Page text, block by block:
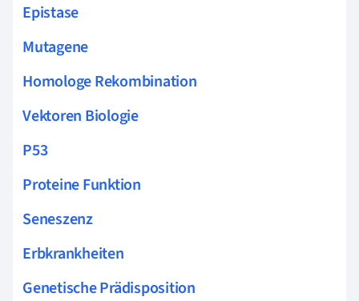
Epistase
Mutagene
Homologe Rekombination
Vektoren Biologie
P53
Proteine Funktion
Seneszenz
Erbkrankheiten
Genetische Prädisposition